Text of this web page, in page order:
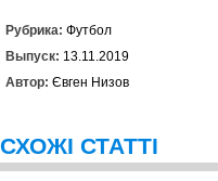
Рубрика: Футбол
Выпуск: 13.11.2019
Автор: Євген Низов
СХОЖІ СТАТТІ